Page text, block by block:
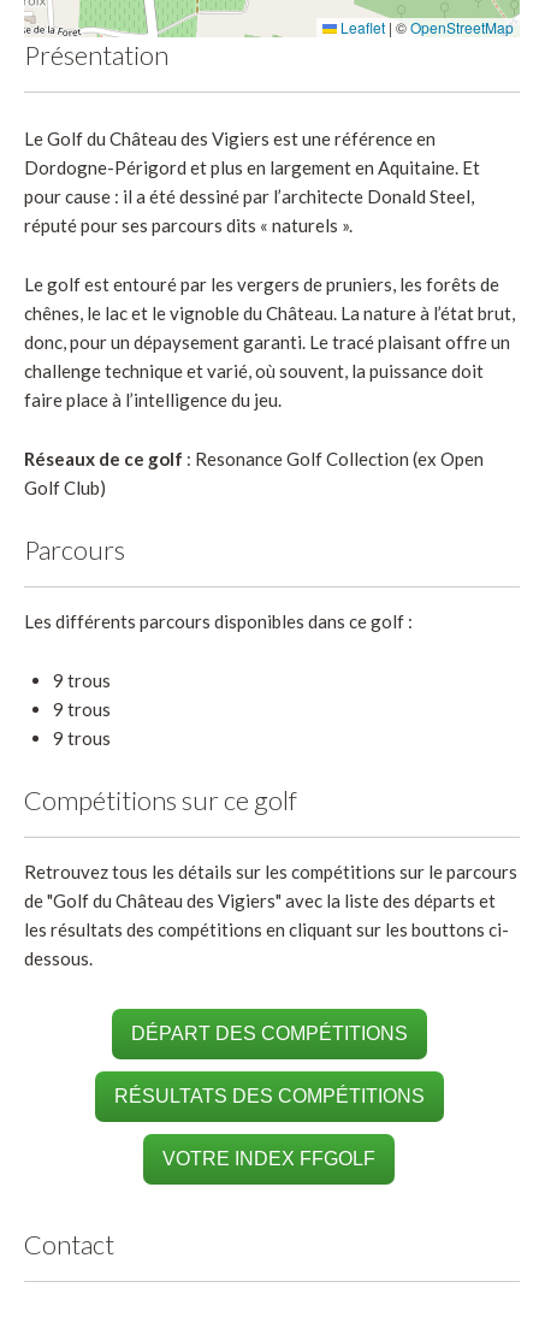
Leaflet | ©OpenStreetMap
Présentation
Le Golf du Château des Vigiers est une référence en
Dordogne-Périgord et plus en largement en Aquitaine. Et
pour cause : il a été dessiné par l’architecte Donald Steel,
réputé pour ses parcours dits « naturels ».
Le golf est entouré par les vergers de pruniers, les forêts de
chênes, le lac et le vignoble du Château. La nature à l’état brut,
donc, pour un dépaysement garanti. Le tracé plaisant offre un
challenge technique et varié, où souvent, la puissance doit
faire place à l’intelligence du jeu.
Réseaux de ce golf : Resonance Golf Collection (ex Open
Golf Club)
Parcours
Les différents parcours disponibles dans ce golf :
9 trous
9 trous
9 trous
Compétitions sur ce golf
Retrouvez tous les détails sur les compétitions sur le parcours
de "Golf du Château des Vigiers" avec la liste des départs et
les résultats des compétitions en cliquant sur les bouttons ci-
dessous.
DÉPART DES COMPÉTITIONS
RÉSULTATS DES COMPÉTITIONS
VOTRE INDEX FFGOLF
Contact